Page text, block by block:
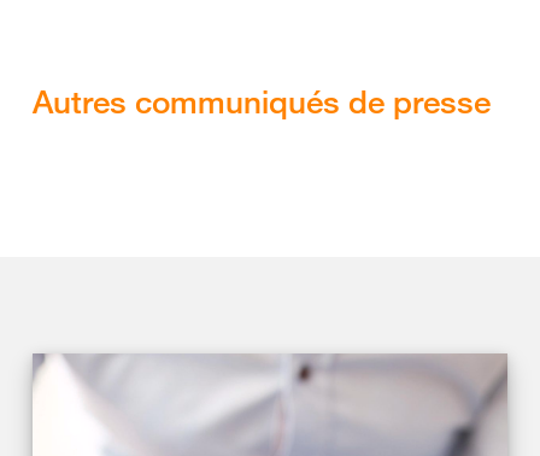
Autres communiqués de presse